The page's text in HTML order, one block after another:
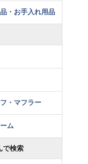
・お手入れ用品
・マフラー
ム
で検索